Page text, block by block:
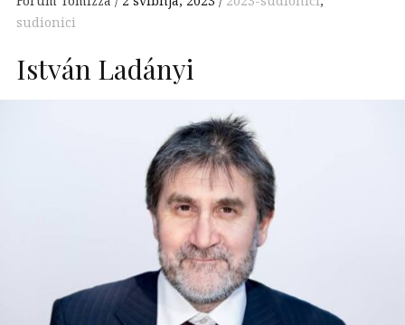
sudionici
István Ladányi